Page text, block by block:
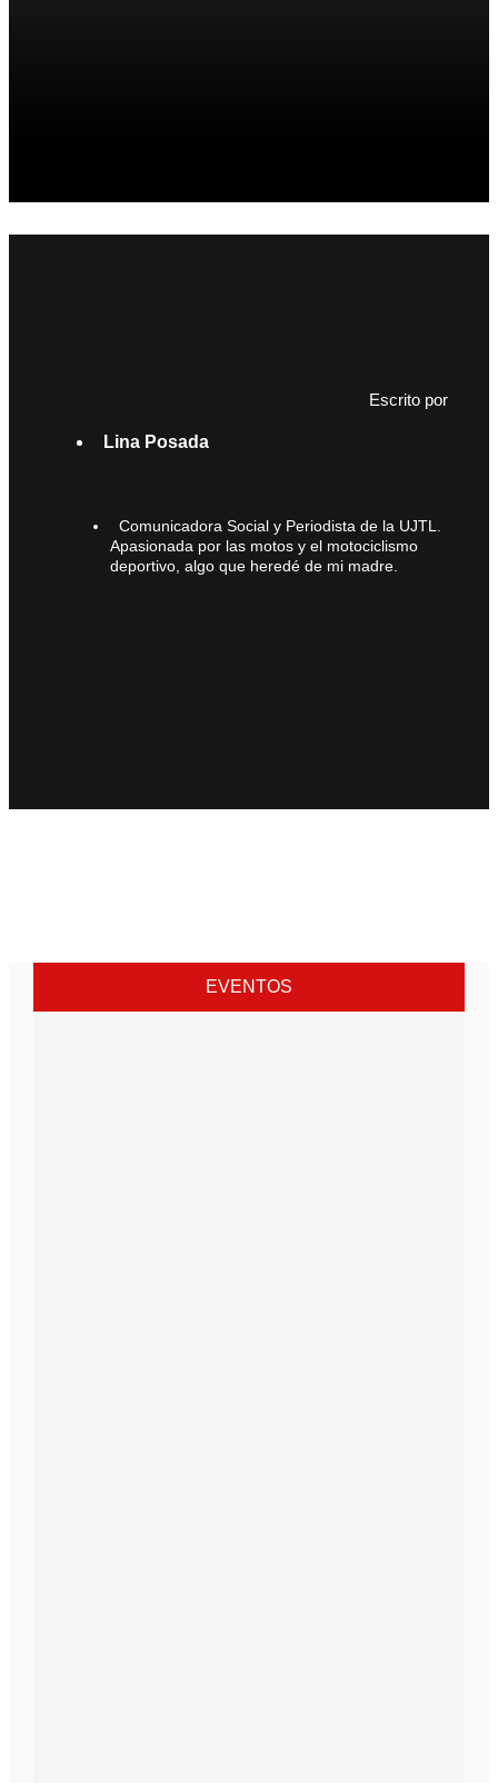
Escrito por
Lina Posada
Comunicadora Social y Periodista de la UJTL.
Apasionada por las motos y el motociclismo
deportivo, algo que heredé de mi madre.
EVENTOS